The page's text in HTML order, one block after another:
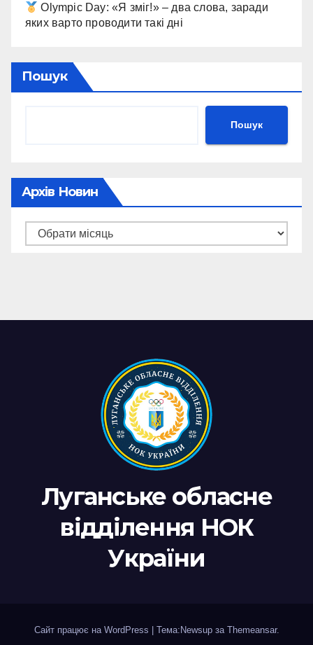
Olympic Day: «Я зміг!» – два слова, заради
яких варто проводити такі дні
Пошук
Пошук
Архів Новин
Архів
Луганське обласне
відділення НОК
України
Сайт працює на WordPress | Тема:Newsup за Themeansar.